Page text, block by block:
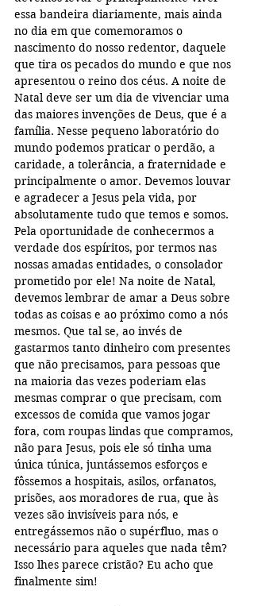
essa bandeira diariamente, mais ainda
no dia em que comemoramos o
nascimento do nosso redentor, daquele
que tira os pecados do mundo e que nos
apresentou o reino dos céus. A noite de
Natal deve ser um dia de vivenciar uma
das maiores invenções de Deus, que é a
família. Nesse pequeno laboratório do
mundo podemos praticar o perdão, a
caridade, a tolerância, a fraternidade e
principalmente o amor. Devemos louvar
e agradecer a Jesus pela vida, por
absolutamente tudo que temos e somos.
Pela oportunidade de conhecermos a
verdade dos espíritos, por termos nas
nossas amadas entidades, o consolador
prometido por ele! Na noite de Natal,
devemos lembrar de amar a Deus sobre
todas as coisas e ao próximo como a nós
mesmos. Que tal se, ao invés de
gastarmos tanto dinheiro com presentes
que não precisamos, para pessoas que
na maioria das vezes poderiam elas
mesmas comprar o que precisam, com
excessos de comida que vamos jogar
fora, com roupas lindas que compramos,
não para Jesus, pois ele só tinha uma
única túnica, juntássemos esforços e
fôssemos a hospitais, asilos, orfanatos,
prisões, aos moradores de rua, que às
vezes são invisíveis para nós, e
entregássemos não o supérfluo, mas o
necessário para aqueles que nada têm?
Isso lhes parece cristão? Eu acho que
finalmente sim!